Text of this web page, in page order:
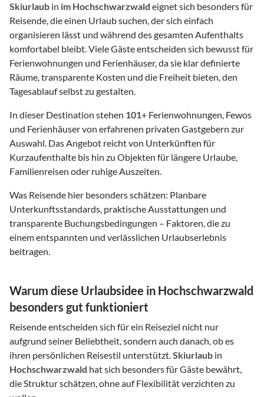
Skiurlaub in im Hochschwarzwald eignet sich besonders für
Reisende, die einen Urlaub suchen, der sich einfach
organisieren lässt und während des gesamten Aufenthalts
komfortabel bleibt. Viele Gäste entscheiden sich bewusst für
Ferienwohnungen und Ferienhäuser, da sie klar definierte
Räume, transparente Kosten und die Freiheit bieten, den
Tagesablauf selbst zu gestalten.
In dieser Destination stehen 101+ Ferienwohnungen, Fewos
und Ferienhäuser von erfahrenen privaten Gastgebern zur
Auswahl. Das Angebot reicht von Unterkünften für
Kurzaufenthalte bis hin zu Objekten für längere Urlaube,
Familienreisen oder ruhige Auszeiten.
Was Reisende hier besonders schätzen: Planbare
Unterkunftsstandards, praktische Ausstattungen und
transparente Buchungsbedingungen – Faktoren, die zu
einem entspannten und verlässlichen Urlaubserlebnis
beitragen.
Warum diese Urlaubsidee in Hochschwarzwald
besonders gut funktioniert
Reisende entscheiden sich für ein Reiseziel nicht nur
aufgrund seiner Beliebtheit, sondern auch danach, ob es
ihren persönlichen Reisestil unterstützt.Skiurlaub in
Hochschwarzwald hat sich besonders für Gäste bewährt,
die Struktur schätzen, ohne auf Flexibilität verzichten zu